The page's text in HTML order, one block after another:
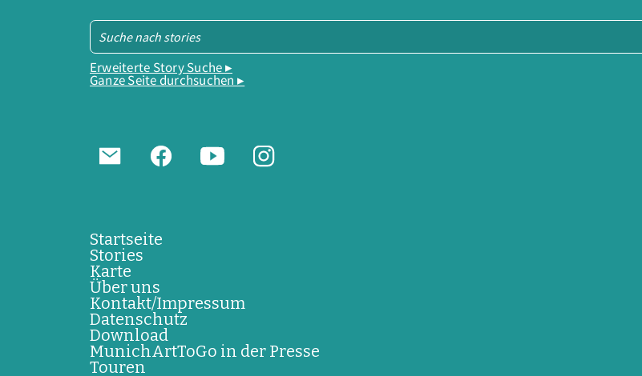
Erweiterte Story Suche ▸
Ganze Seite durchsuchen ▸
Startseite
Stories
Karte
Über uns
Kontakt/Impressum
Datenschutz
Download
MunichArtToGo in der Presse
Touren